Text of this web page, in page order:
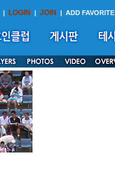
| LOGIN | JOIN | ADD FAVORITE